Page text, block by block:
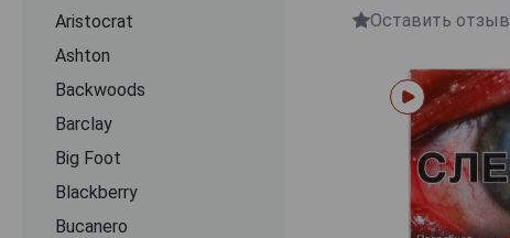
Aristocrat
Ashton
Backwoods
Barclay
Big Foot
Blackberry
Bucanero
Оставить отзыв